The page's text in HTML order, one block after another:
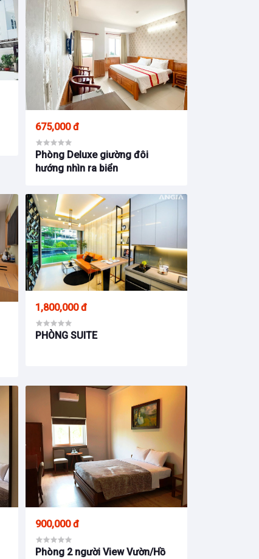
675,000 đ
Phòng Deluxe giường đôi
hướng nhìn ra biển
1,800,000 đ
PHÒNG SUITE
900,000 đ
Phòng 2 người View Vườn/Hồ